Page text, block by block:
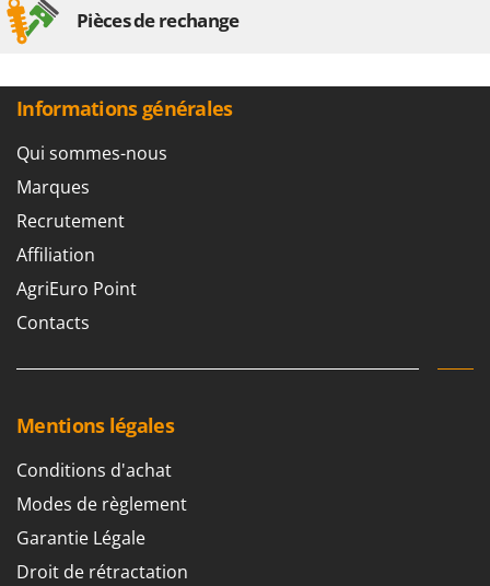
Wolf Garten
Worx
Y Yard Force
Z
Zanon
Zephir
Pièces de rechange
Informations générales
Qui sommes-nous
Marques
Recrutement
Affiliation
AgriEuro Point
Contacts
Mentions légales
Conditions d'achat
Modes de règlement
Garantie Légale
Droit de rétractation